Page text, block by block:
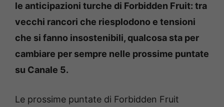
le anticipazioni turche di Forbidden Fruit: tra
vecchi rancori che riesplodono e tensioni
che si fanno insostenibili, qualcosa sta per
cambiare per sempre nelle prossime puntate
su Canale 5.
Le prossime puntate di Forbidden Fruit